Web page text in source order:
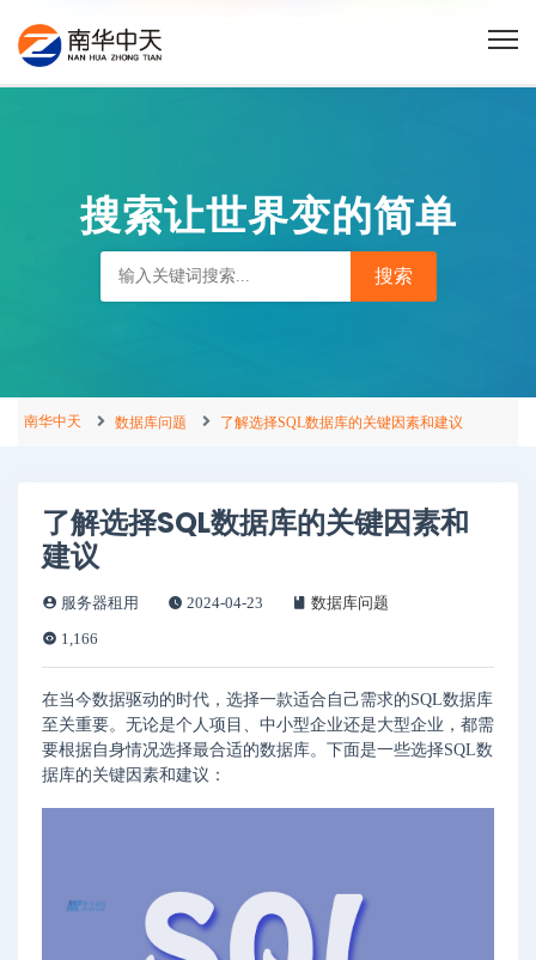
搜索让世界变的简单
南华中天 数据库问题 了解选择SQL数据库的关键因素和建议
了解选择SQL数据库的关键因素和
建议
服务器租用 2024-04-23
数据库问题
1,166
在当今数据驱动的时代，选择一款适合自己需求的SQL数据库
至关重要。无论是个人项目、中小型企业还是大型企业，都需
要根据自身情况选择最合适的数据库。下面是一些选择SQL数
据库的关键因素和建议：